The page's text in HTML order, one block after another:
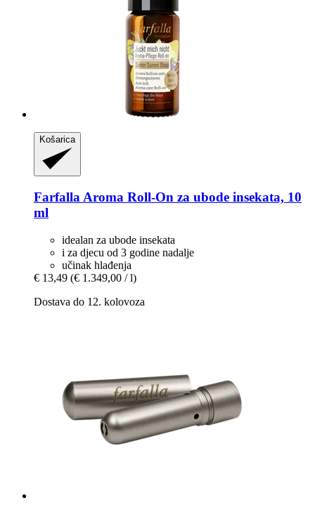
Košarica
Farfalla Aroma Roll-​On za ubode insekata, 10
ml
idealan za ubode insekata
i za djecu od 3 godine nadalje
učinak hlađenja
€ 13,49 (€ 1.349,00 / l)
Dostava do 12. kolovoza